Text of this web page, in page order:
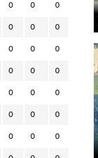
0 0 0
0 0 0
0 0 0
0 0 0
0 0 0
0 0 0
0 0 0